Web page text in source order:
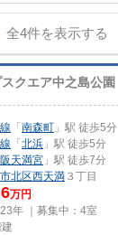
全4件を表示する
クエア中之島公園
「 南森町 」駅 徒歩5分
「 北浜 」駅 徒歩5分
天満宮 」駅 徒歩7分
北区西天満 ３丁目
6万円
年 ｜募集中： 4室